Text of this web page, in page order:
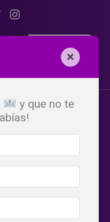
×
y que no te